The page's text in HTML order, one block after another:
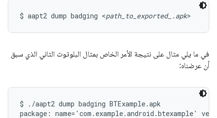
$ aapt2 dump badging <path_to_exported_.apk>
في ما يلي مثال على نتيجة الأمر الخاص بمثال البلوتوث الثاني الذي سبق
أن عرضناه:
$ ./aapt2 dump badging BTExample.apk